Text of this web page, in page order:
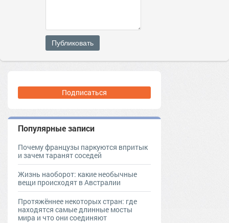
Публиковать
Подписаться
Популярные записи
Почему французы паркуются впритык
и зачем таранят соседей
Жизнь наоборот: какие необычные
вещи происходят в Австралии
Протяжённее некоторых стран: где
находятся самые длинные мосты
мира и что они соединяют